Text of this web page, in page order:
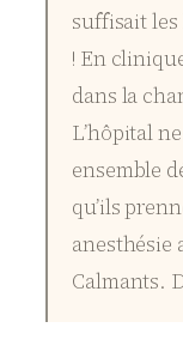
suffisait
! En
dans la
L’hôpital
ensemble
qu’ils
anesthésie
Calmants.